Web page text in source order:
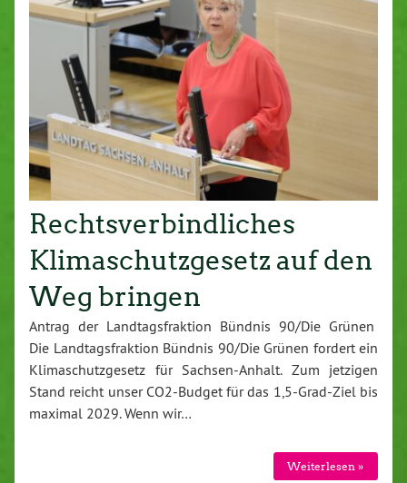
Rechtsverbindliches
Klimaschutzgesetz auf den
Weg bringen
Antrag der Landtagsfraktion Bündnis 90/Die Grünen
Die Landtagsfraktion Bündnis 90/Die Grünen fordert ein
Klimaschutzgesetz für Sachsen-Anhalt. Zum jetzigen
Stand reicht unser CO2-Budget für das 1,5-Grad-Ziel bis
maximal 2029. Wenn wir…
Weiterlesen »